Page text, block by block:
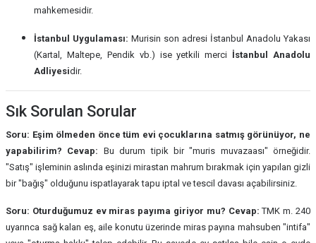
mahkemesidir.
İstanbul Uygulaması: Murisin son adresi İstanbul Anadolu Yakası
(Kartal, Maltepe, Pendik vb.) ise yetkili merci İstanbul Anadolu
Adliyesidir.
Sık Sorulan Sorular
Soru: Eşim ölmeden önce tüm evi çocuklarına satmış görünüyor, ne
yapabilirim? Cevap: Bu durum tipik bir "muris muvazaası" örneğidir.
"Satış" işleminin aslında eşinizi mirastan mahrum bırakmak için yapılan gizli
bir "bağış" olduğunu ispatlayarak tapu iptal ve tescil davası açabilirsiniz.
Soru: Oturduğumuz ev miras payıma giriyor mu? Cevap: TMK m. 240
uyarınca sağ kalan eş, aile konutu üzerinde miras payına mahsuben "intifa"